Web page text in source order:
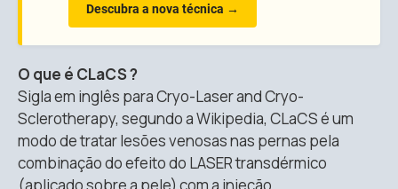
Descubra a nova técnica →
O que é CLaCS ?
Sigla em inglês para Cryo-Laser and Cryo-
Sclerotherapy, segundo a Wikipedia, CLaCS é um
modo de tratar lesões venosas nas pernas pela
combinação do efeito do LASER transdérmico
(aplicado sobre a pele) com a injeção